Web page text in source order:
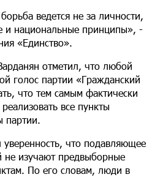
ведется не за личности,
и национальные принципы», -
«Единство».
отметил, что любой
голос партии «Гражданский
что тем самым фактически
все пункты
партии.
что подавляющее
не изучают предвыборные
По его словам, люди в